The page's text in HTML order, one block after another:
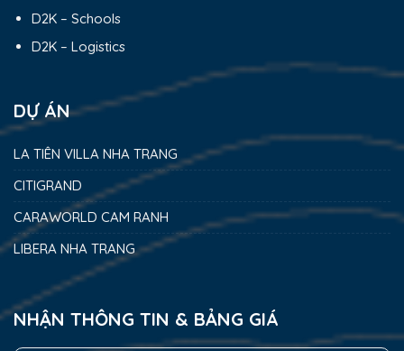
D2K – Schools
D2K – Logistics
DỰ ÁN
LA TIÊN VILLA NHA TRANG
CITIGRAND
CARAWORLD CAM RANH
LIBERA NHA TRANG
NHẬN THÔNG TIN & BẢNG GIÁ